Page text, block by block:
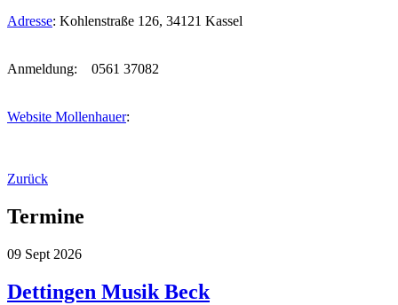
Adresse: Kohlenstraße 126, 34121 Kassel
Anmeldung: 0561 37082
Website Mollenhauer:
Zurück
Termine
09 Sept 2026
Dettingen Musik Beck